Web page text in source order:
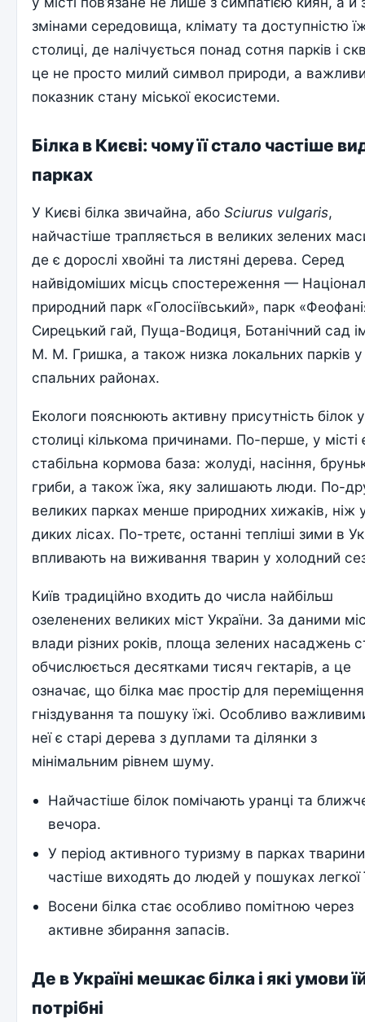
змінами середовища, клімату та доступністю
столиці, де налічується понад сотня парків і
це не просто милий символ природи, а
показник стану міської екосистеми.
Білка в Києві: чому її стало частіше
парках
У Києві білка звичайна, абоSciurus vulgaris,
найчастіше трапляється в великих зелених
де є дорослі хвойні та листяні дерева. Серед
найвідоміших місць спостереження —
природний парк «Голосіївський», парк
Сирецький гай, Пуща-Водиця, Ботанічний сад
М. М. Гришка, а також низка локальних парків у
спальних районах.
Екологи пояснюють активну присутність білок у
столиці кількома причинами. По-перше, у місті
стабільна кормова база: жолуді, насіння,
гриби, а також їжа, яку залишають люди. По-
великих парках менше природних хижаків, ніж
диких лісах. По-третє, останні тепліші зими в
впливають на виживання тварин у холодний
Київ традиційно входить до числа найбільш
озеленених великих міст України. За даними
влади різних років, площа зелених насаджень
обчислюється десятками тисяч гектарів, а це
означає, що білка має простір для
гніздування та пошуку їжі. Особливо
неї є старі дерева з дуплами та ділянки з
мінімальним рівнем шуму.
Найчастіше білок помічають уранці та
вечора.
У період активного туризму в парках тварини
частіше виходять до людей у пошуках легкої
Восени білка стає особливо помітною через
активне збирання запасів.
Де в Україні мешкає білка і які умови
потрібні